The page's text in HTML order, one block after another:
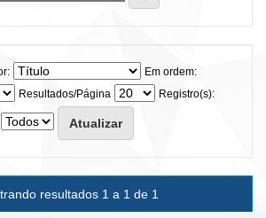
Em ordem:
Resultados/Página
Registro(s):
resultados 1 a 1 de 1